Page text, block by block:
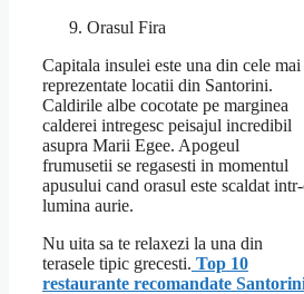
Orasul Fira
Capitala insulei este una din cele mai
reprezentate locatii din Santorini.
Caldirile albe cocotate pe marginea
calderei intregesc peisajul incredibil
asupra Marii Egee. Apogeul
frumusetii se regasesti in momentul
apusului cand orasul este scaldat
lumina aurie.
Nu uita sa te relaxezi la una din
terasele tipic grecesti. Top 10
restaurante recomandate